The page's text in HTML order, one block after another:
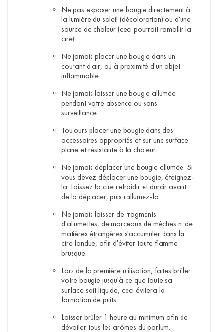
Ne pas exposer une bougie directement à
la lumière du soleil (décoloration) ou d'une
source de chaleur (ceci pourrait ramollir la
cire).
Ne jamais placer une bougie dans un
courant d'air, ou à proximité d'un objet
inflammable.
Ne jamais laisser une bougie allumée
pendant votre absence ou sans
surveillance.
Toujours placer une bougie dans des
accessoires appropriés et sur une surface
plane et résistante à la chaleur.
Ne jamais déplacer une bougie allumée. Si
vous devez déplacer une bougie, éteignez-
la. Laissez la cire refroidir et durcir avant
de la déplacer, puis rallumez-la.
Ne jamais laisser de fragments
d'allumettes, de morceaux de mèches ni de
matières étrangères s'accumuler dans la
cire fondue, afin d'éviter toute flamme
brusque.
Lors de la première utilisation, faites brûler
votre bougie jusqu'à ce que toute sa
surface soit liquide, ceci évitera la
formation de puits.
Laisser brûler 1 heure au minimum afin de
dévoiler tous les arômes du parfum.